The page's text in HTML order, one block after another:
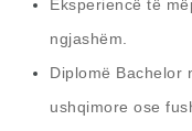
Eksperiencë të
ngjashëm.
Diplomë Bachelor
ushqimore ose